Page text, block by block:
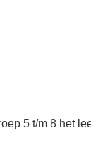
5 t/m 8 het